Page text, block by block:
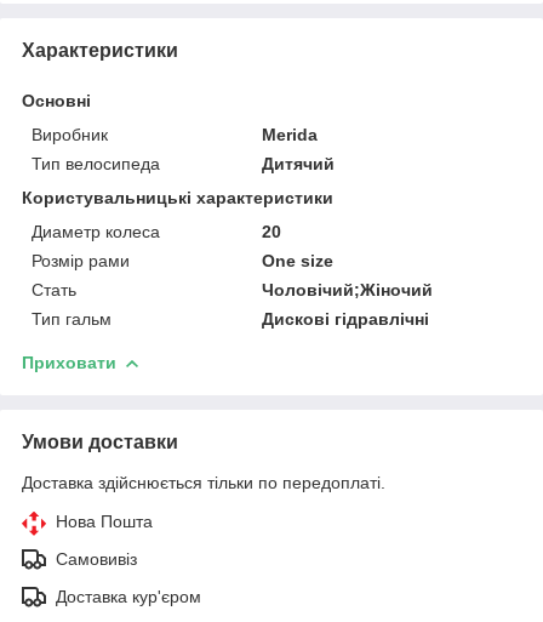
Характеристики
Основні
Виробник
Merida
Тип велосипеда
Дитячий
Користувальницькі характеристики
Диаметр колеса
20
Розмір рами
One size
Стать
Чоловічий;Жіночий
Тип гальм
Дискові гідравлічні
Приховати
Умови доставки
Доставка здійснюється тільки по передоплаті.
Нова Пошта
Самовивіз
Доставка кур'єром